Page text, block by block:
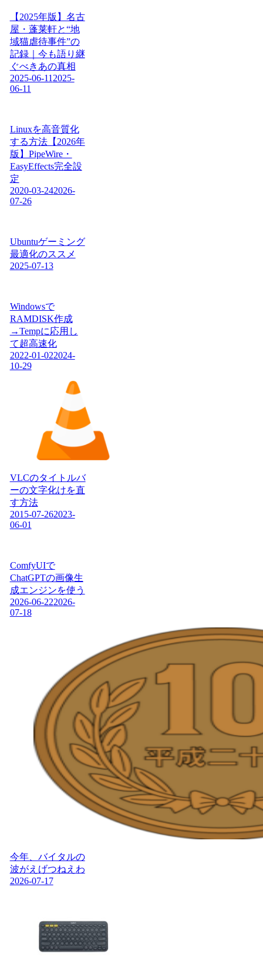
【2025年版】名古
屋・蓬莱軒と“地
域猫虐待事件”の
記録｜今も語り継
ぐべきあの真相
2025-06-11 2025-
06-11
Linuxを高音質化
する方法【2026年
版】PipeWire・
EasyEffects完全設
定
2020-03-242026-
07-26
Ubuntuゲーミング
最適化のススメ
2025-07-13
Windowsで
RAMDISK作成
→Tempに応用し
て超高速化
2022-01-022024-
10-29
VLCのタイトルバ
ーの文字化けを直
す方法
2015-07-262023-
06-01
ComfyUIで
ChatGPTの画像生
成エンジンを使う
2026-06-222026-
07-18
今年、バイタルの
波がえげつねえわ
2026-07-17